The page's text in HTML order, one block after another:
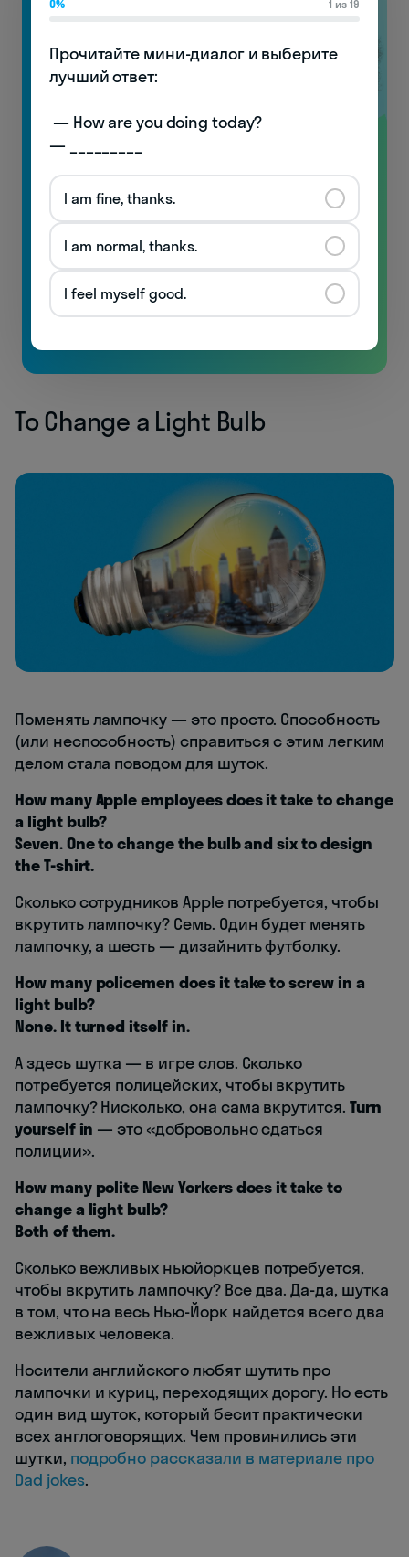
по произношению
с носителями!
Узнаете особенности английской фонетики
и начнёте понимать носителей!
To Change a Light Bulb
Поменять лампочку — это просто. Способность
(или неспособность) справиться с этим легким
делом стала поводом для шуток.
How many Apple employees does it take to change
a light bulb?
Seven. One to change the bulb and six to design
the T-shirt.
Сколько сотрудников Apple потребуется, чтобы
вкрутить лампочку? Семь. Один будет менять
лампочку, а шесть — дизайнить футболку.
How many policemen does it take to screw in a
light bulb?
None. It turned itself in.
А здесь шутка — в игре слов. Сколько
потребуется полицейских, чтобы вкрутить
лампочку? Нисколько, она сама вкрутится. Turn
yourself in — это «добровольно сдаться
полиции».
How many polite New Yorkers does it take to
change a light bulb?
Both of them.
Сколько вежливых ньюйоркцев потребуется,
чтобы вкрутить лампочку? Все два. Да-да, шутка
в том, что на весь Нью-Йорк найдется всего два
вежливых человека.
Носители английского любят шутить про
лампочки и куриц, переходящих дорогу. Но есть
один вид шуток, который бесит практически
всех англоговорящих. Чем провинились эти
шутки, подробно рассказали в материале про
Dad jokes.
0% 1 из 19
Прочитайте мини-диалог и выберите
лучший ответ:
— _________
I am fine, thanks.
I am normal, thanks.
I feel myself good.